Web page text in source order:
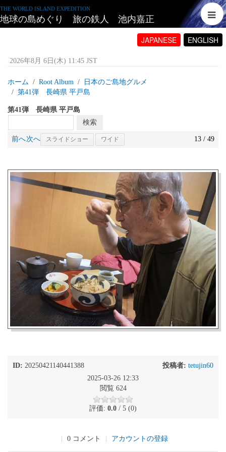
THE WORLD ISLAND EXPEDITION
地球の島めぐり 旅の鉄人 池内嘉正
JAPANESE ENGLISH
2026年8月 6日(木) 11:45 JST
ホーム Root Album
日本のご島地グルメ
第41弾 長崎県 平戸島
第41弾 長崎県 平戸島
前へ次へ スライドショー ワイド 13 / 49
ID: 20250421140441388 投稿者: tetujin60
2025-03-26 12:33
閲覧 624
評価: 0.0 / 5 (0)
0 コメント アカウントの登録